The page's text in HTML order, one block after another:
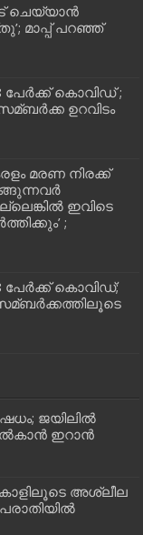
ചെയ്യാന്‍
മാപ്പ് പറഞ്ഞ്
പേര്‍ക്ക് കൊവി‌ഡ് ;
ഉറവിടം
മരണ നിരക്ക്
ഇവിടെ
;
പേര്‍ക്ക് കൊവിഡ്;
സമ്ബര്‍ക്കത്തിലൂടെ
ജയിലിൽ
നൽകാൻ ഇറാന്‍
അശ്ലീല